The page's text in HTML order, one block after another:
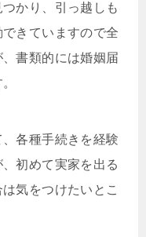
かり、引っ越しも
きていますので全
書類的には婚姻届
各種手続きを経験
初めて実家を出る
気をつけたいとこ